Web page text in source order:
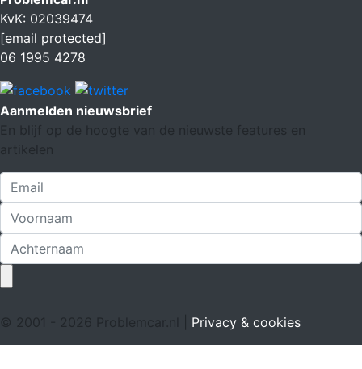
KvK: 02039474
[email protected]
06 1995 4278
Aanmelden nieuwsbrief
En blijf op de hoogte van de nieuwste features en
artikelen
© 2001 - 2026 Problemcar.nl | Privacy & cookies